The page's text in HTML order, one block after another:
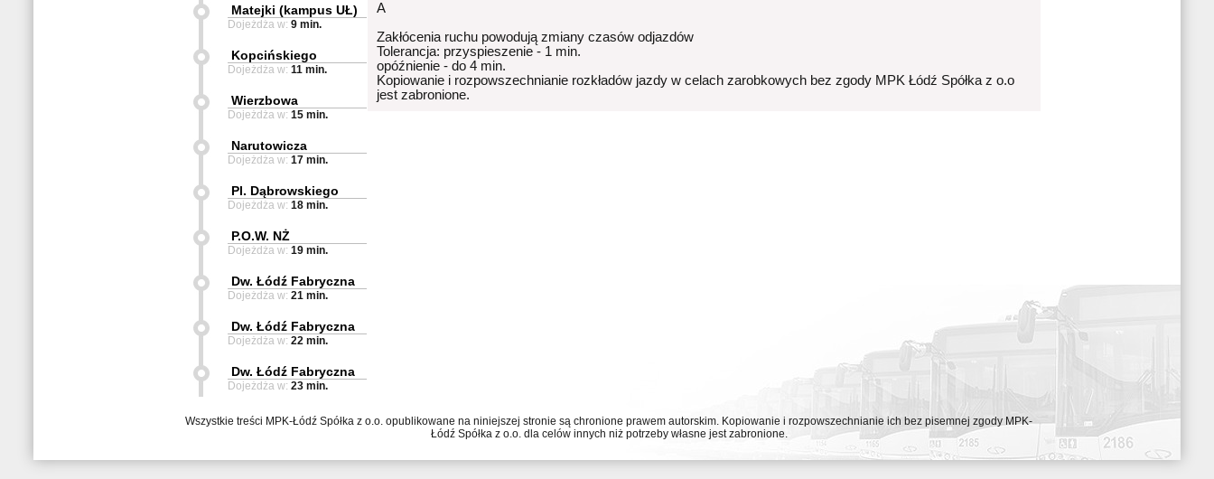
A
Zakłócenia ruchu powodują zmiany czasów odjazdów
Tolerancja: przyspieszenie - 1 min.
opóźnienie - do 4 min.
Kopiowanie i rozpowszechnianie rozkładów jazdy w celach zarobkowych bez zgody MPK Łódź Spółka z o.o
jest zabronione.
Matejki (kampus UŁ)
Dojeżdża w: 9 min.
Kopcińskiego
Dojeżdża w: 11 min.
Wierzbowa
Dojeżdża w: 15 min.
Narutowicza
Dojeżdża w: 17 min.
Pl. Dąbrowskiego
Dojeżdża w: 18 min.
P.O.W. NŻ
Dojeżdża w: 19 min.
Dw. Łódź Fabryczna
Dojeżdża w: 21 min.
Dw. Łódź Fabryczna
Dojeżdża w: 22 min.
Dw. Łódź Fabryczna
Dojeżdża w: 23 min.
Wszystkie treści MPK-Łódź Spółka z o.o. opublikowane na niniejszej stronie są chronione prawem autorskim. Kopiowanie i rozpowszechnianie ich bez pisemnej zgody MPK-
Łódź Spółka z o.o. dla celów innych niż potrzeby własne jest zabronione.